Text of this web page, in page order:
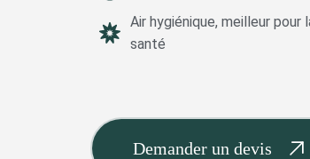
Air hygiénique, meilleur pour
santé
Demander un devis